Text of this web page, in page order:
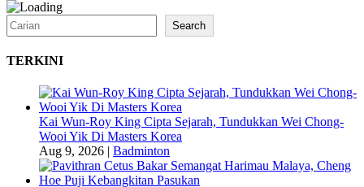
Search Search
TERKINI
Kai Wun-Roy King Cipta Sejarah, Tundukkan Wei Chong-
Wooi Yik Di Masters Korea
Aug 9, 2026
Badminton